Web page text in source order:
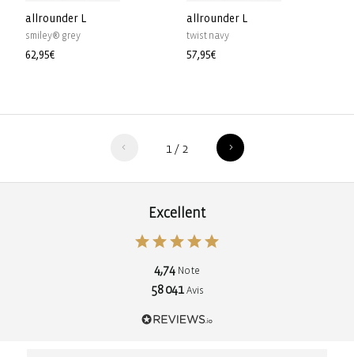
allrounder L
smiley® grey
Prix
62,95€
allrounder L
twist navy
Prix
57,95€
1 / 2
Excellent
4,74 Note
58 041Avis